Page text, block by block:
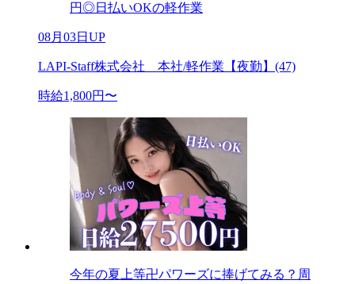
円◎日払いOKの軽作業
08月03日UP
LAPI-Staff株式会社 本社/軽作業【夜勤】(47)
時給1,800円〜
今年の夏上等卍パワーズに捧げてみる？周